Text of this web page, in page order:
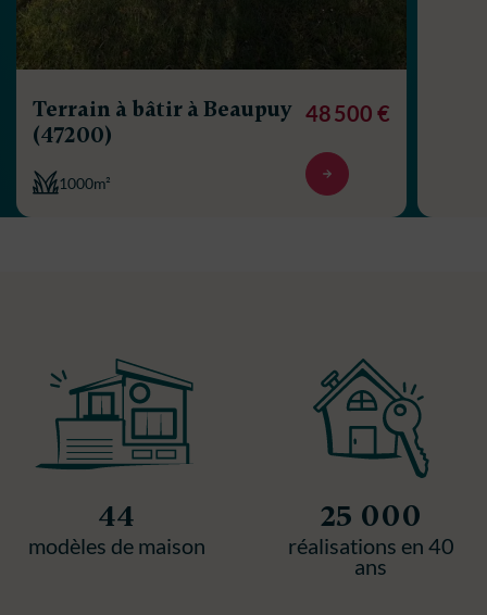
Terrain à bâtir à Beaupuy
(47200)
1000m²
48 500 €
44
modèles de maison
25 000
réalisations en 40
ans